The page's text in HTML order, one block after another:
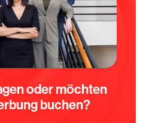
oder möchten
buchen?